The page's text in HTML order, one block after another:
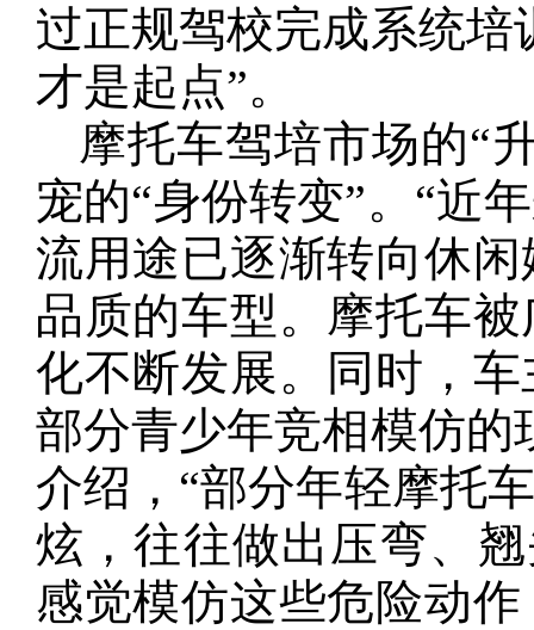
过正规驾校完成系统培
才是起点‌”。
摩托车驾培市场的“
宠的“身份转变”。“近
流用途已逐渐转向休
品质的车型。摩托车
化不断发展。同时，
部分青少年竞相模仿的
介绍，“部分年轻摩托
炫，往往做出压弯、
感觉模仿这些危险动